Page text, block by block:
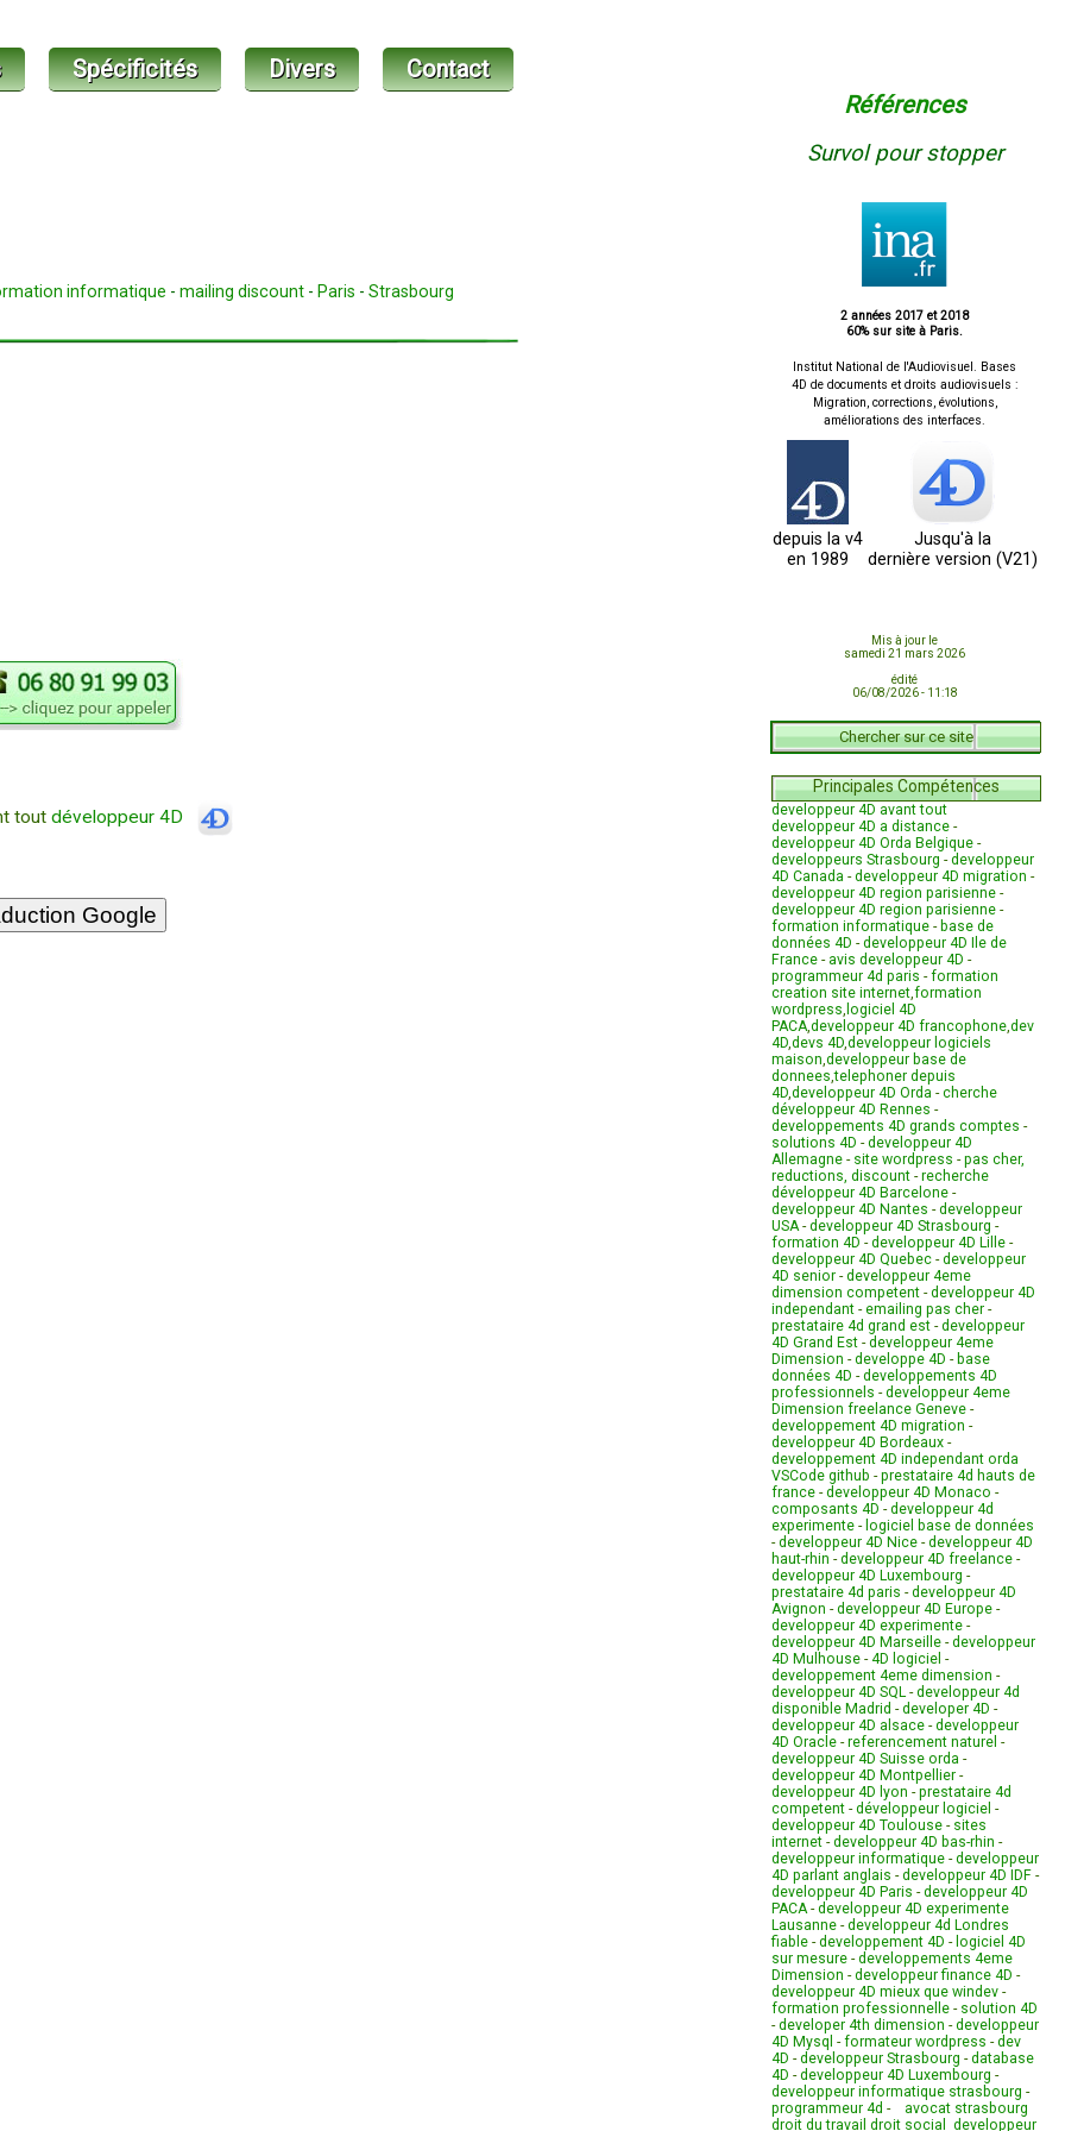
Spécificités Divers Contact
informatique - mailing discount - Paris - Strasbourg
tout développeur 4D
Références
Survol pour stopper
2 années 2017 et 2018
60% sur site à Paris.
Institut National de l'Audiovisuel. Bases
4D de documents et droits audiovisuels :
Migration, corrections, évolutions,
améliorations des interfaces.
depuis la v4
en 1989
Jusqu'à la
dernière version (V21)
Mis à jour le
samedi 21 mars 2026
édité
06/08/2026 - 11:18
Chercher sur ce site
Principales Compétences
developpeur 4D avant tout
developpeur 4D a distance-
developpeur 4D Orda Belgique-
developpeurs Strasbourg -developpeur
4D Canada -developpeur 4D migration -
developpeur 4D region parisienne-
developpeur 4D region parisienne-
formation informatique- base de
données 4D -developpeur 4D Ile de
France- avis developpeur 4D -
programmeur 4d paris -formation
creation site internet,formation
wordpress, logiciel 4D
PACA,developpeur 4D francophone,dev
4D,devs 4D,developpeur logiciels
maison,developpeur base de
donnees,telephoner depuis
4D,developpeur 4D Orda -cherche
développeur 4D Rennes -
developpements 4D grands comptes -
solutions 4D -developpeur 4D
Allemagne- site wordpress -pas cher,
reductions, discount-recherche
développeur 4D Barcelone-
developpeur 4D Nantes -developpeur
USA-developpeur 4D Strasbourg -
formation 4D -developpeur 4D Lille-
developpeur 4D Quebec-developpeur
4D senior-developpeur 4eme
dimension competent-developpeur 4D
independant-emailing pas cher-
prestataire 4d grand est-developpeur
4D Grand Est-developpeur 4eme
Dimension -developpe 4D - base
données 4D -developpements 4D
professionnels -developpeur 4eme
Dimension freelance Geneve-
developpement 4D migration -
developpeur 4D Bordeaux-
developpement 4D independant orda
VSCode github -prestataire 4d hauts de
france-developpeur 4D Monaco -
composants 4D -developpeur 4d
experimente- logiciel base de données
-developpeur 4D Nice-developpeur 4D
haut-rhin -developpeur 4D freelance-
developpeur 4D Luxembourg -
prestataire 4d paris -developpeur 4D
Avignon -developpeur 4D Europe-
developpeur 4D experimente-
developpeur 4D Marseille-developpeur
4D Mulhouse-4D logiciel -
developpement 4eme dimension -
developpeur 4D SQL-developpeur 4d
disponible Madrid -developer 4D -
developpeur 4D alsace-developpeur
4D Oracle-referencement naturel -
developpeur 4D Suisse orda -
developpeur 4D Montpellier-
developpeur 4D lyon -prestataire 4d
competent-développeur logiciel -
developpeur 4D Toulouse- sites
internet-developpeur 4D bas-rhin -
developpeur informatique-developpeur
4D parlant anglais -developpeur 4D IDF-
developpeur 4D Paris -developpeur 4D
PACA-developpeur 4D experimente
Lausanne-developpeur 4d Londres
fiable-developpement 4D - logiciel 4D
sur mesure-developpements 4eme
Dimension -developpeur finance 4D -
developpeur 4D mieux que windev-
formation professionnelle- solution 4D
-developer 4th dimension -developpeur
4D Mysql -formateur wordpress -dev
4D -developpeur Strasbourg -database
4D -developpeur 4D Luxembourg -
developpeur informatique strasbourg -
programmeur 4d -
avocat strasbourg
droit du travail droit social developpeur